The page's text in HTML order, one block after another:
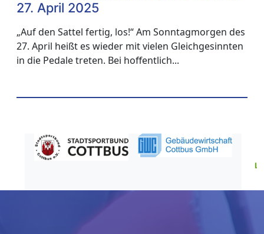
27. April 2025
„Auf den Sattel fertig, los!“ Am Sonntagmorgen des
27. April heißt es wieder mit vielen Gleichgesinnten
in die Pedale treten. Bei hoffentlich...